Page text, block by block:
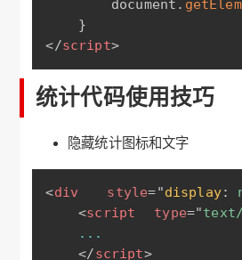
        document
.
}
</script>
统计代码使用技巧
隐藏统计图标和文字
<div style="display:
<script type="
...
</script>